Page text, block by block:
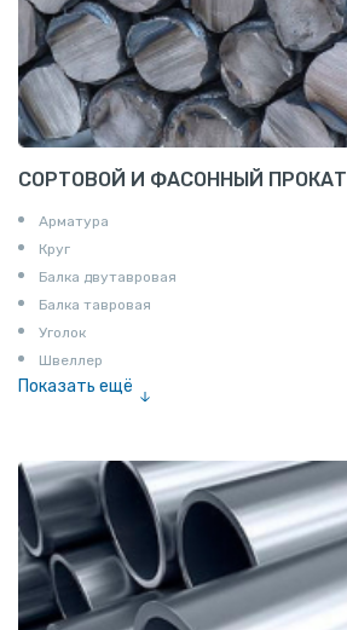
СОРТОВОЙ И ФАСОННЫЙ ПРОКАТ
Арматура
Круг
Балка двутавровая
Балка тавровая
Уголок
Швеллер
Показать ещё
Катанка
Шестигранник
Полособульб
Полукруг
Шпунт Ларсена